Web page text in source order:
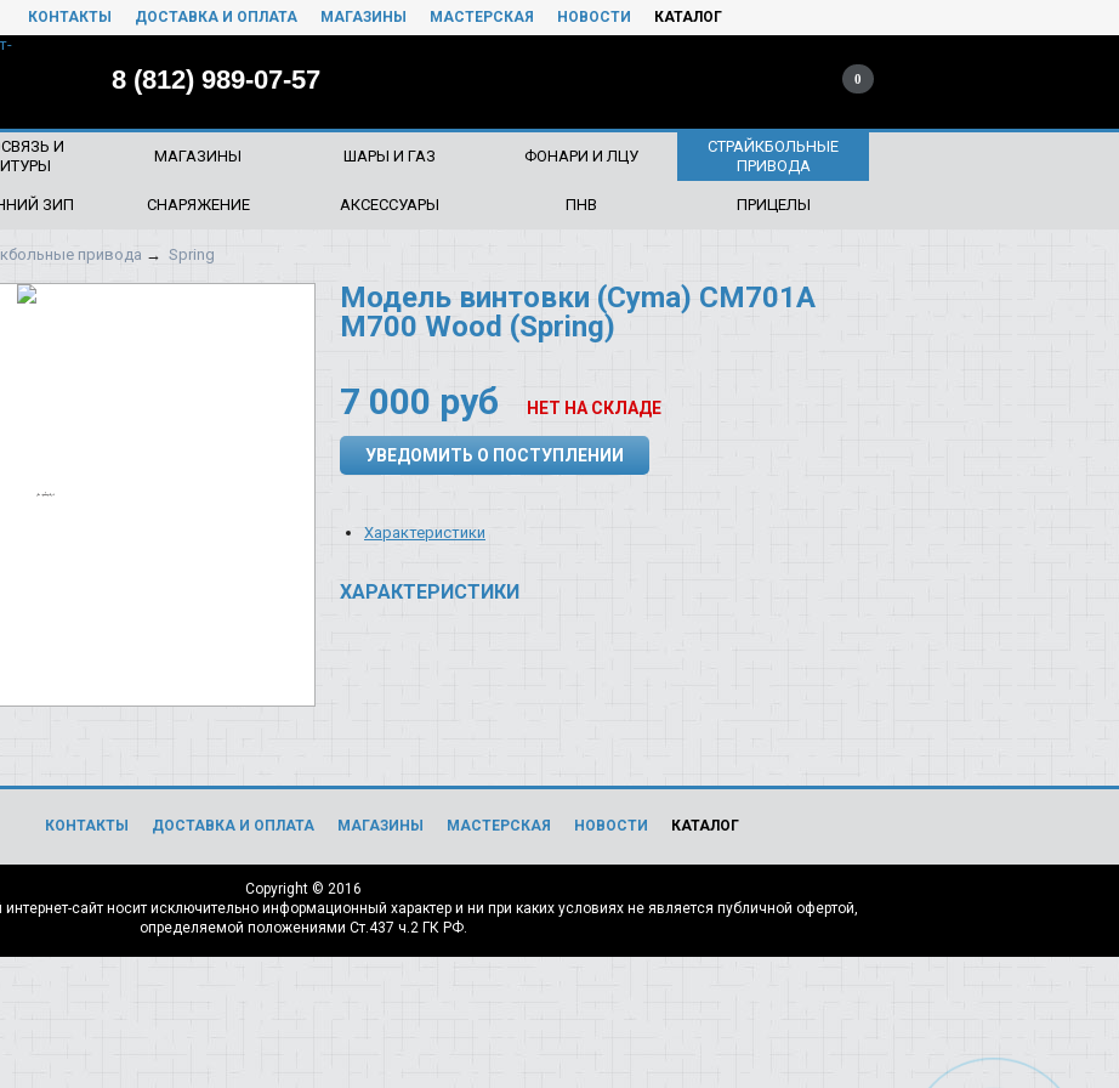
КОНТАКТЫ ДОСТАВКА И ОПЛАТА МАГАЗИНЫ МАСТЕРСКАЯ НОВОСТИ КАТАЛОГ
8 (812) 989-07-57 0
И
МАГАЗИНЫ ШАРЫ И ГАЗ ФОНАРИ И ЛЦУ
СТРАЙКБОЛЬНЫЕ
ПРИВОДА
ЗИП СНАРЯЖЕНИЕ АКСЕССУАРЫ ПНВ ПРИЦЕЛЫ
привода → Spring
Модель винтовки (Cyma) CM701A
M700 Wood (Spring)
7 000 руб НЕТ НА СКЛАДЕ
УВЕДОМИТЬ О ПОСТУПЛЕНИИ
Характеристики
ХАРАКТЕРИСТИКИ
КОНТАКТЫ ДОСТАВКА И ОПЛАТА МАГАЗИНЫ МАСТЕРСКАЯ НОВОСТИ КАТАЛОГ
Copyright © 2016
сайт носит исключительно информационный характер и ни при каких условиях не является публичной офертой,
определяемой положениями Ст.437 ч.2 ГК РФ.